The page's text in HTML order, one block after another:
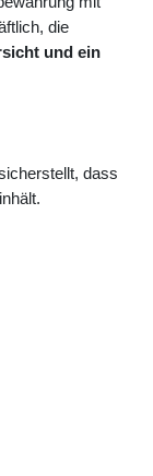
die
und ein
dass